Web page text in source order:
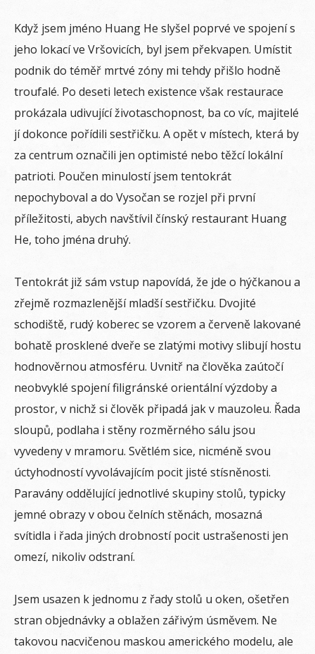
Když jsem jméno Huang He slyšel poprvé ve spojení s
jeho lokací ve Vršovicích, byl jsem překvapen. Umístit
podnik do téměř mrtvé zóny mi tehdy přišlo hodně
troufalé. Po deseti letech existence však restaurace
prokázala udivující životaschopnost, ba co víc, majitelé
jí dokonce pořídili sestřičku. A opět v místech, která by
za centrum označili jen optimisté nebo těžcí lokální
patrioti. Poučen minulostí jsem tentokrát
nepochyboval a do Vysočan se rozjel při první
příležitosti, abych navštívil čínský restaurant Huang
He, toho jména druhý.
Tentokrát již sám vstup napovídá, že jde o hýčkanou a
zřejmě rozmazlenější mladší sestřičku. Dvojité
schodiště, rudý koberec se vzorem a červeně lakované
bohatě prosklené dveře se zlatými motivy slibují hostu
hodnověrnou atmosféru. Uvnitř na člověka zaútočí
neobvyklé spojení filigránské orientální výzdoby a
prostor, v nichž si člověk připadá jak v mauzoleu. Řada
sloupů, podlaha i stěny rozměrného sálu jsou
vyvedeny v mramoru. Světlém sice, nicméně svou
úctyhodností vyvolávajícím pocit jisté stísněnosti.
Paravány oddělující jednotlivé skupiny stolů, typicky
jemné obrazy v obou čelních stěnách, mosazná
svítidla i řada jiných drobností pocit ustrašenosti jen
omezí, nikoliv odstraní.
Jsem usazen k jednomu z řady stolů u oken, ošetřen
stran objednávky a oblažen zářivým úsměvem. Ne
takovou nacvičenou maskou amerického modelu, ale